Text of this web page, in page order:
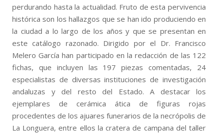
perdurando hasta la actualidad. Fruto de esta pervivencia
histórica son los hallazgos que se han ido produciendo en
la ciudad a lo largo de los años y que se presentan en
este catálogo razonado. Dirigido por el Dr. Francisco
Melero García han participado en la redacción de las 122
fichas, que incluyen las 197 piezas comentadas, 24
especialistas de diversas instituciones de investigación
andaluzas y del resto del Estado. A destacar los
ejemplares de cerámica ática de figuras rojas
procedentes de los ajuares funerarios de la necrópolis de
La Longuera, entre ellos la cratera de campana del taller